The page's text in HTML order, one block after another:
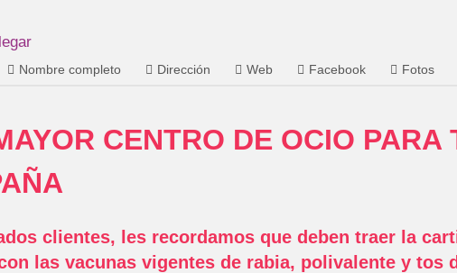
Nombre completo Dirección Web Facebook Fotos
CENTRO DE OCIO PARA
clientes, les recordamos que deben traer la
las vacunas vigentes de rabia, polivalente y tos